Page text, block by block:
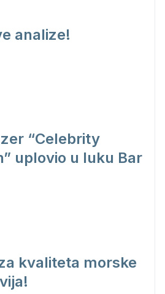
analize!
“Celebrity
uplovio u luku Bar
kvaliteta morske